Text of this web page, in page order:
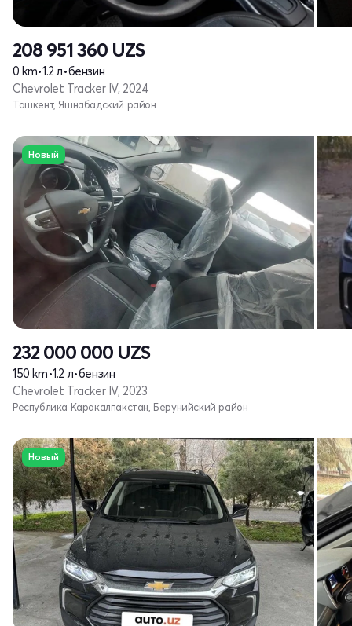
208 951 360 UZS
0 km•1.2 л•бензин
Chevrolet Tracker IV, 2024
Ташкент, Яшнабадский район
Новый
232 000 000 UZS
150 km•1.2 л•бензин
Chevrolet Tracker IV, 2023
Республика Каракалпакстан, Берунийский район
Новый